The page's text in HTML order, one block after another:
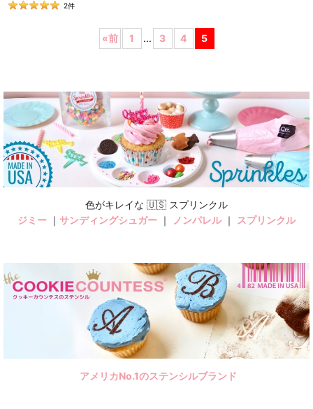
2件
«前 1 ... 3 4 5
色がキレイな 🇺🇸 スプリンクル
ジミー ｜ サンディングシュガー ｜ ノンパレル｜ スプリンクル
アメリカNo.1のステンシルブランド